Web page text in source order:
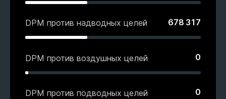
DPM против надводных целей 678 317
DPM против воздушных целей 0
DPM против подводных целей 0